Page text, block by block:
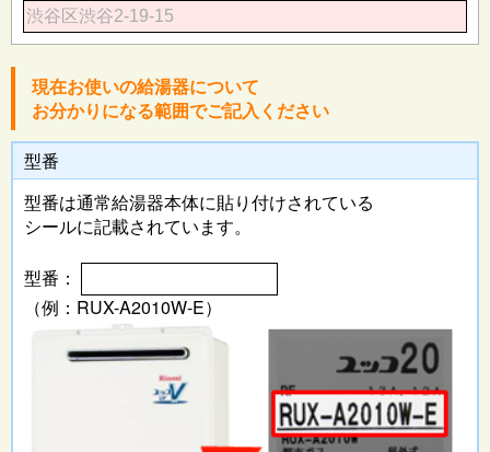
現在お使いの給湯器について
お分かりになる範囲でご記入ください
型番
型番は通常給湯器本体に貼り付けされている
シールに記載されています。
型番：
（例：RUX-A2010W-E）